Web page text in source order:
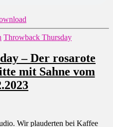
Kategorien
Throwback Thursday
– Der rosarote
mit Sahne vom
Wir plauderten bei Kaffee